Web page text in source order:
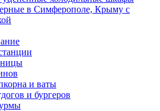
в Симферополе, Крыму с
и ваты
и бургеров